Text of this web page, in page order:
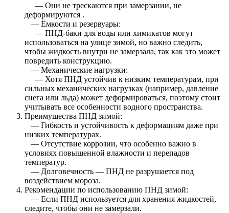
— Они не трескаются при замерзании, не
деформируются .
— Ёмкости и резервуары:
— ПНД-баки для воды или химикатов могут
использоваться на улице зимой, но важно следить,
чтобы жидкость внутри не замерзала, так как это может
повредить конструкцию.
— Механические нагрузки:
— Хотя ПНД устойчив к низким температурам, при
сильных механических нагрузках (например, давление
снега или льда) может деформироваться, поэтому стоит
учитывать все особенности водного пространства.
Преимущества ПНД зимой:
— Гибкость и устойчивость к деформациям даже при
низких температурах.
— Отсутствие коррозии, что особенно важно в
условиях повышенной влажности и перепадов
температур.
— Долговечность — ПНД не разрушается под
воздействием мороза.
Рекомендации по использованию ПНД зимой:
— Если ПНД используется для хранения жидкостей,
следите, чтобы они не замерзали.